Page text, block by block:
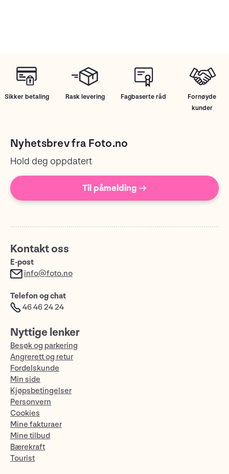
Sikker betaling Rask levering Fagbaserte råd
Fornøyde
kunder
Nyhetsbrev fra Foto.no
Hold deg oppdatert
Til påmelding →
Kontakt oss
E-post
info@foto.no
Telefon og chat
46 46 24 24
Nyttige lenker
Besøk og parkering
Angrerett og retur
Fordelskunde
Min side
Kjøpsbetingelser
Personvern
Cookies
Mine fakturaer
Mine tilbud
Bærekraft
Tourist